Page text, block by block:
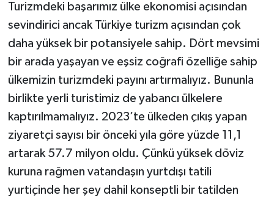
Turizmdeki başarımız ülke ekonomisi açısından
sevindirici ancak Türkiye turizm açısından çok
daha yüksek bir potansiyele sahip. Dört mevsimi
bir arada yaşayan ve eşsiz coğrafi özelliğe sahip
ülkemizin turizmdeki payını artırmalıyız. Bununla
birlikte yerli turistimiz de yabancı ülkelere
kaptırılmamalıyız. 2023’te ülkeden çıkış yapan
ziyaretçi sayısı bir önceki yıla göre yüzde 11,1
artarak 57.7 milyon oldu. Çünkü yüksek döviz
kuruna rağmen vatandaşın yurtdışı tatili
yurtiçinde her şey dahil konseptli bir tatilden